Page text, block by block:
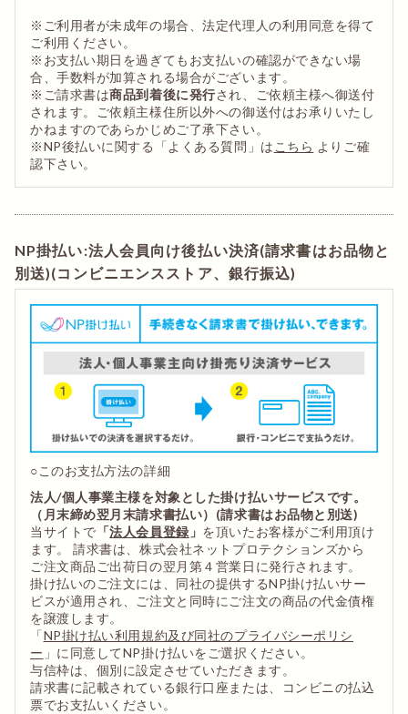
※ご利用者が未成年の場合、法定代理人の利用同意を得て
ご利用ください。
※お支払い期日を過ぎてもお支払いの確認ができない場
合、手数料が加算される場合がございます。
※ご請求書は商品到着後に発行され、ご依頼主様へ御送付
されます。ご依頼主様住所以外への御送付はお承りいたし
かねますのであらかじめご了承下さい。
※NP後払いに関する「よくある質問」は こちら よりご確
認下さい。
NP掛払い:法人会員向け後払い決済(請求書はお品物と
別送)(コンビニエンスストア、銀行振込)
○このお支払方法の詳細
法人/個人事業主様を対象とした掛け払いサービスです。
（月末締め翌月末請求書払い）(請求書はお品物と別送)
当サイトで 「法人会員登録 」 を頂いたお客様がご利用頂け
ます。 請求書は、株式会社ネットプロテクションズから
ご注文商品ご出荷日の翌月第４営業日に発行されます。
掛け払いのご注文には、同社の提供するNP掛け払いサー
ビスが適用され、ご注文と同時にご注文の商品の代金債権
を譲渡します。
「NP掛け払い利用規約及び同社のプライバシーポリシ
ー 」に同意してNP掛け払いをご選択ください。
与信枠は、個別に設定させていただきます。
請求書に記載されている銀行口座または、コンビニの払込
票でお支払いください。